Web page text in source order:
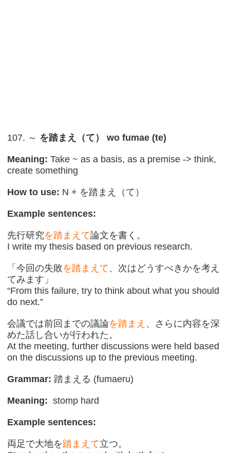
107. ～ を踏まえ（て） wo fumae (te)
Meaning: Take ~ as a basis, as a premise -> think,
create something
How to use: N + を踏まえ（て）
Example sentences:
先行研究を踏まえて論文を書く。
I write my thesis based on previous research.
「今回の失敗を踏まえて 、次はどうすべきかを考え
てみます」
“From this failure, try to think about what you should
do next.”
会議では前回までの議論を踏まえ 、さらに内容を深
めた話し合いが行われた。
At the meeting, further discussions were held based
on the discussions up to the previous meeting.
Grammar: 踏まえる (fumaeru)
Meaning: stomp hard
Example sentences:
両足で大地を踏まえて立つ。